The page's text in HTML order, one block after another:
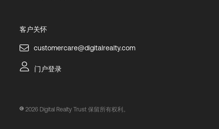
客户关怀
customercare@digitalrealty.com
门户登录
2026 Digital Realty Trust 保留所有权利。